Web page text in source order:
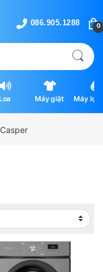
0
Máy giặt
Máy lọc
Casper
mới nhất